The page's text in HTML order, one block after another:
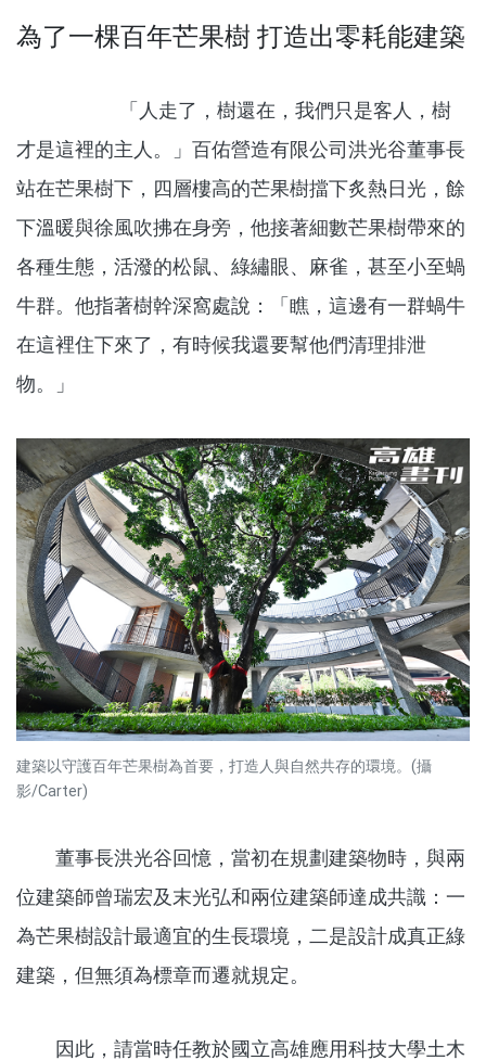
為了一棵百年芒果樹 打造出零耗能建築
「人走了，樹還在，我們只是客人，樹
才是這裡的主人。」百佑營造有限公司洪光谷董事長
站在芒果樹下，四層樓高的芒果樹擋下炙熱日光，餘
下溫暖與徐風吹拂在身旁，他接著細數芒果樹帶來的
各種生態，活潑的松鼠、綠繡眼、麻雀，甚至小至蝸
牛群。他指著樹幹深窩處說：「瞧，這邊有一群蝸牛
在這裡住下來了，有時候我還要幫他們清理排泄
物。」
建築以守護百年芒果樹為首要，打造人與自然共存的環境。(攝
影/Carter)
董事長洪光谷回憶，當初在規劃建築物時，與兩
位建築師曾瑞宏及末光弘和兩位建築師達成共識：一
為芒果樹設計最適宜的生長環境，二是設計成真正綠
建築，但無須為標章而遷就規定。
因此，請當時任教於國立高雄應用科技大學土木